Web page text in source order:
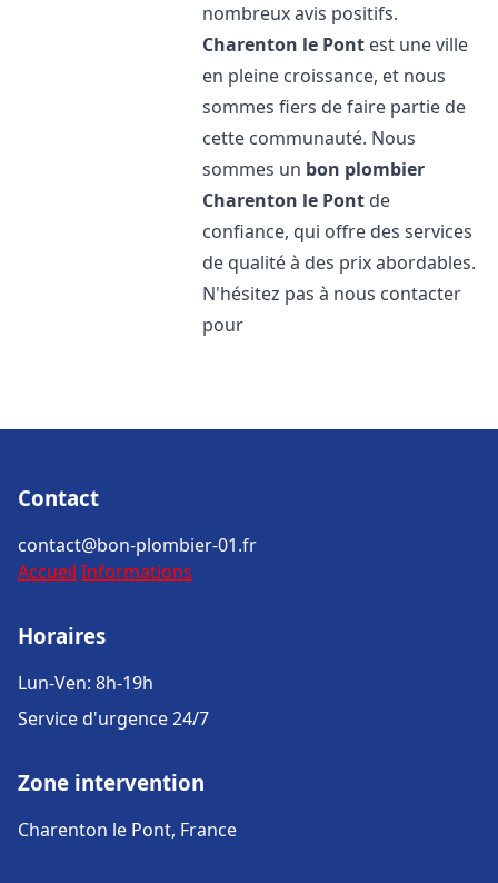
nombreux avis positifs.
Charenton le Pont est une ville
en pleine croissance, et nous
sommes fiers de faire partie de
cette communauté. Nous
sommes un bon plombier
Charenton le Pont de
confiance, qui offre des services
de qualité à des prix abordables.
N'hésitez pas à nous contacter
pour
Contact
contact@bon-plombier-01.fr
Accueil Informations
Horaires
Lun-Ven: 8h-19h
Service d'urgence 24/7
Zone intervention
Charenton le Pont, France